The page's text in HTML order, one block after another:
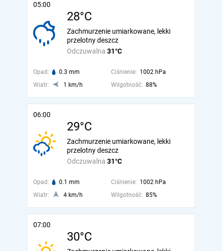
05:00
28°C
Odczuwalna 31°C
Zachmurzenie umiarkowane, lekki
przelotny deszcz
Opad: 0.3 mm Ciśnienie: 1002 hPa
Wiatr:
1 km/h Wilgotność: 88%
06:00
29°C
Odczuwalna 31°C
Zachmurzenie umiarkowane, lekki
przelotny deszcz
Opad: 0.1 mm Ciśnienie: 1002 hPa
Wiatr:
4 km/h Wilgotność: 85%
07:00
30°C